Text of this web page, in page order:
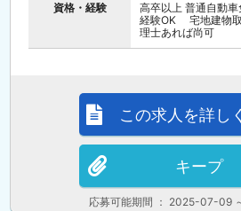
資格・経験
高卒以上 普通自
経験OK 宅地建物
理士あれば尚可
応募可能期間 ： 2025-07-09
この求人を詳し
キープ